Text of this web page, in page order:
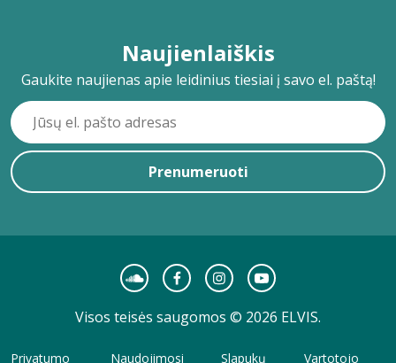
Naujienlaiškis
Gaukite naujienas apie leidinius tiesiai į savo el. paštą!
Prenumeruoti
Visos teisės saugomos © 2026 ELVIS.
Privatumo Naudojimosi Slapukų Vartotojo